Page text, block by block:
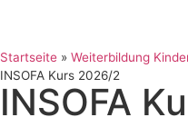
Startseite » Weiterbildung
INSOFA Kurs 2026/2
INSOFA